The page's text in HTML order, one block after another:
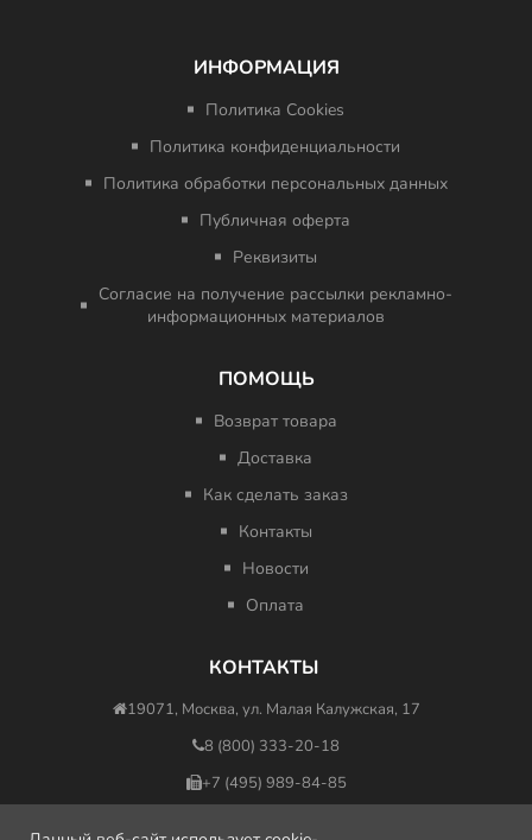
ИНФОРМАЦИЯ
Политика Cookies
Политика конфиденциальности
Политика обработки персональных данных
Публичная оферта
Реквизиты
Согласие на получение рассылки рекламно-
информационных материалов
ПОМОЩЬ
Возврат товара
Доставка
Как сделать заказ
Контакты
Новости
Оплата
КОНТАКТЫ
19071, Москва, ул. Малая Калужская, 17
8 (800) 333-20-18
+7 (495) 989-84-85